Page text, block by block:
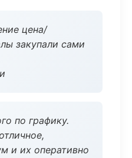
цена/
закупали сами
по графику.
и их оперативно